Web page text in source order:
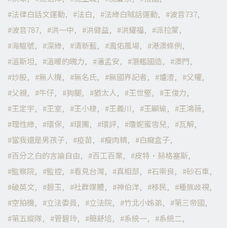
法律白話文運動
法白 法綠白賊話運動
波音737
波音787
洪一中 洪健益 洪耀福
派拉蒙
海鯤號
深綠 清新藍 渢佑風場
港澳條例
溫斯坦
溫暖的魄力 潘孟安 潛艦國造
澳門
炒股
無人機 無名氏 無國界記者 爐渣
父權
父親
牛仔 狗腿 猶太人 王世堅
王俊力
王定宇
王室 王小棣 王義川 王顯瑜
王鴻薇
理性綠
環保 環團 環評 瓊妮蜜雪兒
瓦解
當我還是男孩子
疫苗 瘦肉精
白癡盒子
百分之白的言論自由
百工百業
皮特·赫格塞斯
監察院
監控 看見台灣 真相部 石崇良
砂石車
破英文
碧玉 社群媒體 神伯洋 移民
種族歧視
空拍機
立法委員 立法院 竹北小姊弟
第三帝國
第五縱隊
管碧玲 簡舒培 系統一
系統二